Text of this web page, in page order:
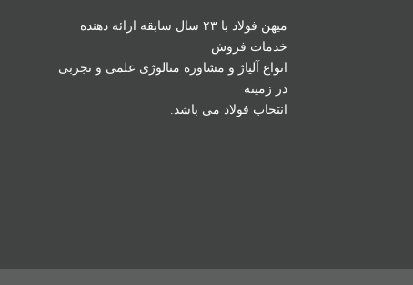
میهن فولاد با ۲۳ سال سابقه ارائه دهنده
خدمات فروش
انواع آلیاژ و مشاوره متالوژی علمی و تجربی
در زمینه
انتخاب فولاد می باشد.